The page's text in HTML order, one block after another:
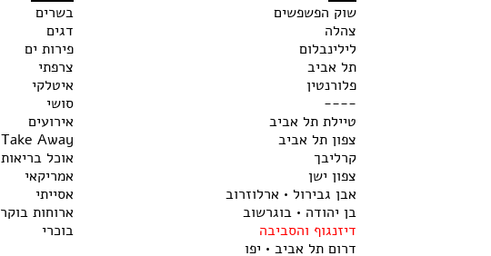
שוק הפשפשים
צהלה
לילינבלום
תל אביב
פלורנטין
----
טיילת תל אביב
צפון תל אביב
קרליבך
צפון ישן
אבן גבירול • ארלוזרוב
בן יהודה • בוגרשוב
דיזנגוף והסביבה
דרום תל אביב • יפו
בשרים
דגים
פירות ים
צרפתי
איטלקי
סושי
אירועים
Take Away
אוכל בריאות
אמריקאי
אסייתי
ארוחות בוקר
בוכרי